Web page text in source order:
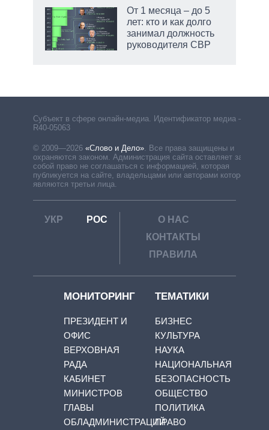
От 1 месяца – до 5
лет: кто и как долго
занимал должность
руководителя СВР
Субъект в сфере онлайн-медиа. Идентификатор медиа –
R40-05063
© 2009—2026 «Слово и Дело»
Все права защищены и
охраняются законом. Администрация сайта оставляет за
собой право не соглашаться с информацией, которая
публикуется на сайте, владельцами или авторами которой
являются третьи лица.
УКР РОС
О НАС
КОНТАКТЫ
ПРАВИЛА
МОНИТОРИНГ
ПРЕЗИДЕНТ И
ОФИС
ВЕРХОВНАЯ
РАДА
КАБИНЕТ
МИНИСТРОВ
ГЛАВЫ
ОБЛАДМИНИСТРАЦИЙ
ТЕМАТИКИ
БИЗНЕС
КУЛЬТУРА
НАУКА
НАЦИОНАЛЬНАЯ
БЕЗОПАСНОСТЬ
ОБЩЕСТВО
ПОЛИТИКА
ПРАВО